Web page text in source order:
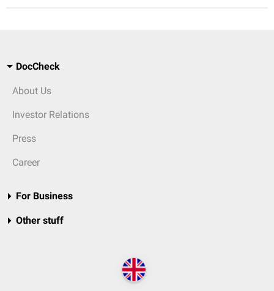
DocCheck
About Us
Investor Relations
Press
Career
For Business
Other stuff